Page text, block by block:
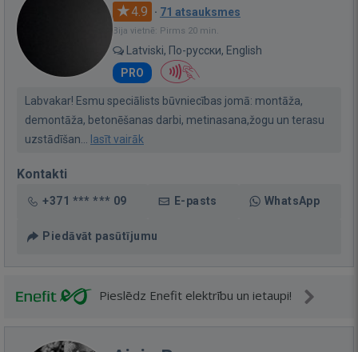
4.9 · 71 atsauksmes
Bija vietnē: Pirms 20 min.
Latviski, По-русски, English
PRO
Labvakar! Esmu speciālists būvniecības jomā: montāža,
demontāža, betonēšanas darbi, metinasana,žogu un terasu
uzstādīšan...
lasīt vairāk
Kontakti
+371 *** *** 09 E-pasts WhatsApp
Piedāvāt pasūtījumu
Pieslēdz Enefit elektrību un ietaupi!